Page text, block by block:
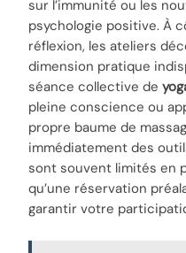
sur l’immunité ou les
psychologie positive. À
réflexion, les ateliers
dimension pratique
séance collective de
pleine conscience ou
propre baume de
immédiatement des
sont souvent limités en
qu’une réservation
garantir votre